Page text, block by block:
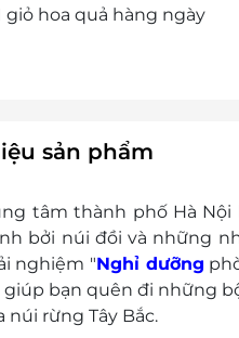
giỏ hoa quả hàng ngày
phí ăn nhẹ buổi chiều
phí sử dụng máy tính
vụ làm phòng mỗi tối
phí bể bơi nước nóng
phí sử dụng phòng
Yoga
Avana Exclusive:
sản phẩm
tâm thành phố Hà Nội
bởi núi đồi và những
nghiệm "Nghỉ dưỡng
bạn quên đi những
núi rừng Tây Bắc.